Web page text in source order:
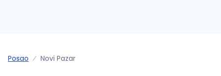
Posao Novi Pazar